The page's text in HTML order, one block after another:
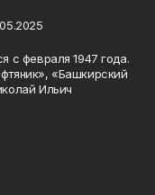
с февраля 1947 года.
«Башкирский
Ильич